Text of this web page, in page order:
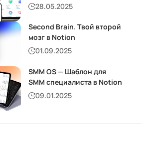
28.05.2025
Second Brain. Твой второй
мозг в Notion
01.09.2025
SMM OS — Шаблон для
SMM специалиста в Notion
09.01.2025